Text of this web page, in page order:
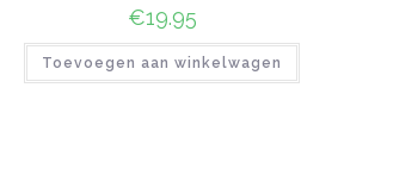
€19.95
Toevoegen aan winkelwagen